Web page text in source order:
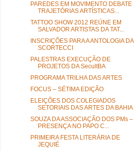
PAREDES EM MOVIMENTO DEBATE
TRAJETÓRIAS ARTÍSTICAS...
TATTOO SHOW 2012 REÚNE EM
SALVADOR ARTISTAS DA TAT...
INSCRIÇÕES PARA A ANTOLOGIA DA
SCORTECCI
PALESTRAS EXECUÇÃO DE
PROJETOS DA SecultBA
PROGRAMA TRILHA DAS ARTES
FOCUS – SÉTIMA EDIÇÃO
ELEIÇÕES DOS COLEGIADOS
SETORIAIS DAS ARTES DA BAHIA
SOUZA DA ASSOCIAÇÃO DOS PMs –
PRESENÇA NO PAPO C...
PRIMEIRA FESTA LITERÁRIA DE
JEQUIÉ